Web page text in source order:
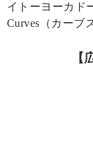
イトーヨーカド
Curves（カーブ
【